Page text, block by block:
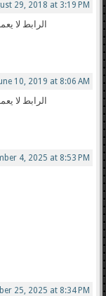
29, 2018 at 3:19 PM
الرابط لا
10, 2019 at 8:06 AM
الرابط لا
4, 2025 at 8:53 PM
25, 2025 at 8:34 PM